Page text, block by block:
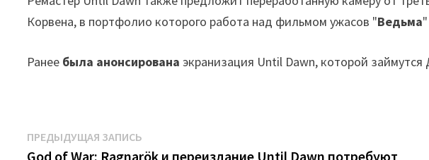
Корвена, в портфолио которого работа над фильмом ужасов "Ведьма
Ранее была анонсирована экранизация Until Dawn, которой
Навигация
ПРЕДЫДУЩАЯ ЗАПИСЬ
запись:
God of War: Ragnarök и переиздание Until Dawn потребуют